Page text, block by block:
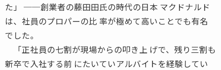
た」 ──創業者の藤田田氏の時代の日本 マクドナルド
は、社員のプロパーの比 率が極めて高いことでも有名
でした。
「正社員の七割が現場からの叩き上 げで、残り三割も
新卒で入社する前 にたいていアルバイトを経験してい